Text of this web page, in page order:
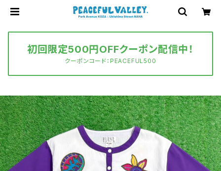
初回限定500円OFFクーポン配信中！
クーポンコード：PEACEFUL500